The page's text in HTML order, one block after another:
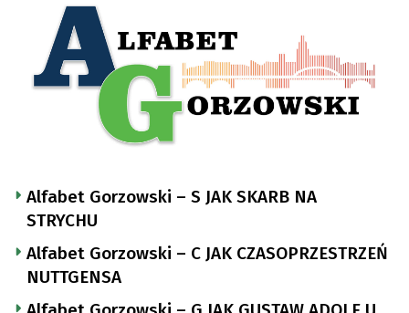
Alfabet Gorzowski – S JAK SKARB NA
STRYCHU
Alfabet Gorzowski – C JAK CZASOPRZESTRZEŃ
NUTTGENSA